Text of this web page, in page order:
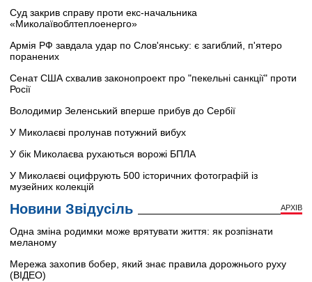
Суд закрив справу проти екс-начальника
«Миколаївоблтеплоенерго»
Армія РФ завдала удар по Слов'янську: є загиблий, п'ятеро
поранених
Сенат США схвалив законопроект про "пекельні санкції" проти
Росії
Володимир Зеленський вперше прибув до Сербії
У Миколаєві пролунав потужний вибух
У бік Миколаєва рухаються ворожі БПЛА
У Миколаєві оцифрують 500 історичних фотографій із
музейних колекцій
Новини Звідусіль АРХІВ
Одна зміна родимки може врятувати життя: як розпізнати
меланому
Мережа захопив бобер, який знає правила дорожнього руху
(ВІДЕО)